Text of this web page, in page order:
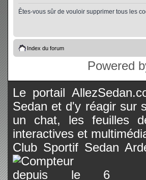
Êtes-vous sûr de vouloir supprimer tous les
Index du forum
Powered
Le portail
Sedan et d'y réagir sur
un chat, les feuilles
interactives et
Club Sportif Sedan